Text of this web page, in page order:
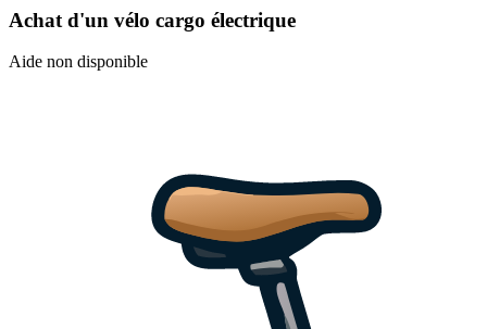
Achat d'un vélo cargo électrique
Aide non disponible